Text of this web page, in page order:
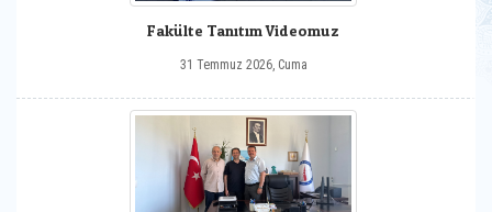
Fakülte Tanıtım Videomuz
31 Temmuz 2026, Cuma